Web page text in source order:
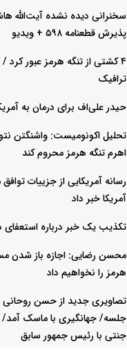
سخنرانی دیده نشده آیت‌الله
پذیرش قطعنامه ۵۹۸ + ویدیو
ترافیک
حیدر علی‌اف برای درمان به
تحلیل اکونومیست: واشنگتن
اهرم تنگه هرمز محروم کند
رسانه آمریکایی از جزییات
آمریکا خبر داد
تکذیب یک خبر درباره استعفای
محسن رضایی: اجازه باز شدن
هرمز را نخواهیم داد
تصاویری جدید از حسن
جلسه/ جهانگیری با ماسک
جنتی با رئیس جمهور سابق